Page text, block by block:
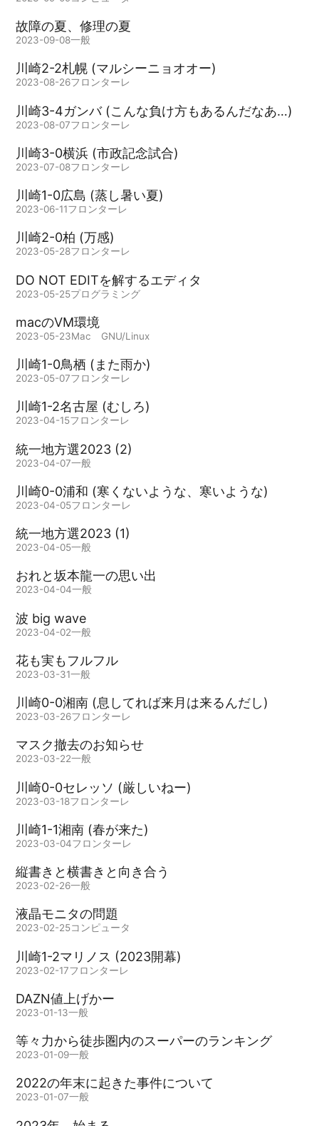
故障の夏、修理の夏
2023-09-08一般
川崎2-2札幌 (マルシーニョオオー)
2023-08-26フロンターレ
川崎3-4ガンバ (こんな負け方もあるんだなあ…)
2023-08-07フロンターレ
川崎3-0横浜 (市政記念試合)
2023-07-08フロンターレ
川崎1-0広島 (蒸し暑い夏)
2023-06-11フロンターレ
川崎2-0柏 (万感)
2023-05-28フロンターレ
DO NOT EDITを解するエディタ
2023-05-25プログラミング
macのVM環境
2023-05-23Mac GNU/Linux
川崎1-0鳥栖 (また雨か)
2023-05-07フロンターレ
川崎1-2名古屋 (むしろ)
2023-04-15フロンターレ
統一地方選2023 (2)
2023-04-07一般
川崎0-0浦和 (寒くないような、寒いような)
2023-04-05フロンターレ
統一地方選2023 (1)
2023-04-05一般
おれと坂本龍一の思い出
2023-04-04一般
波 big wave
2023-04-02一般
花も実もフルフル
2023-03-31一般
川崎0-0湘南 (息してれば来月は来るんだし)
2023-03-26フロンターレ
マスク撤去のお知らせ
2023-03-22一般
川崎0-0セレッソ (厳しいねー)
2023-03-18フロンターレ
川崎1-1湘南 (春が来た)
2023-03-04フロンターレ
縦書きと横書きと向き合う
2023-02-26一般
液晶モニタの問題
2023-02-25コンピュータ
川崎1-2マリノス (2023開幕)
2023-02-17フロンターレ
DAZN値上げかー
2023-01-13一般
等々力から徒歩圏内のスーパーのランキング
2023-01-09一般
2022の年末に起きた事件について
2023-01-07一般